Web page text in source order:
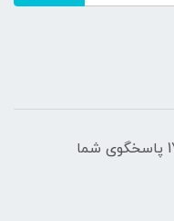
شنبه تا پنج شنبه ، از ساعت 9 الی 17 پاسخگوی شما